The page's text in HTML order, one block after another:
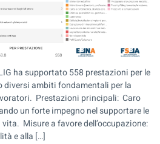
ha supportato 558 prestazioni per le
diversi ambiti fondamentali per la
Prestazioni principali: Caro
un forte impegno nel supportare le
Misure a favore dell’occupazione:
e alla […]